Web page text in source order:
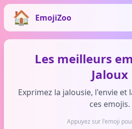
EmojiZoo
Les meilleurs
Jaloux
Exprimez la jalousie, l'envie et
ces emojis.
Appuyez sur l'emoji